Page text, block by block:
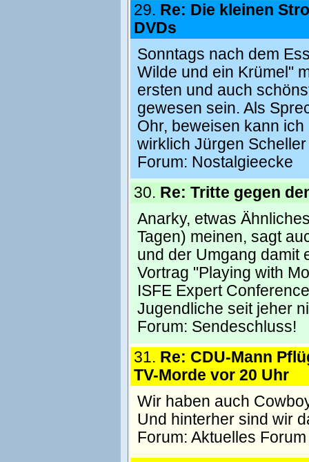
29. Re: Die kleinen
DVDs
Sonntags nach dem
Wilde und ein Krümel"
ersten und auch
gewesen sein. Als
Ohr, beweisen kann
wirklich Jürgen
Forum: Nostalgieecke
30. Re: Tritte gegen
Anarky, etwas
Tagen) meinen, sagt
und der Umgang damit
Vortrag "Playing with
ISFE Expert
Jugendliche seit jeher
Forum: Sendeschluss!
31. Re: CDU-Mann
TV-Morde vor 20 Uhr
Wir haben auch
Und hinterher sind wir
Forum: Aktuelles Forum